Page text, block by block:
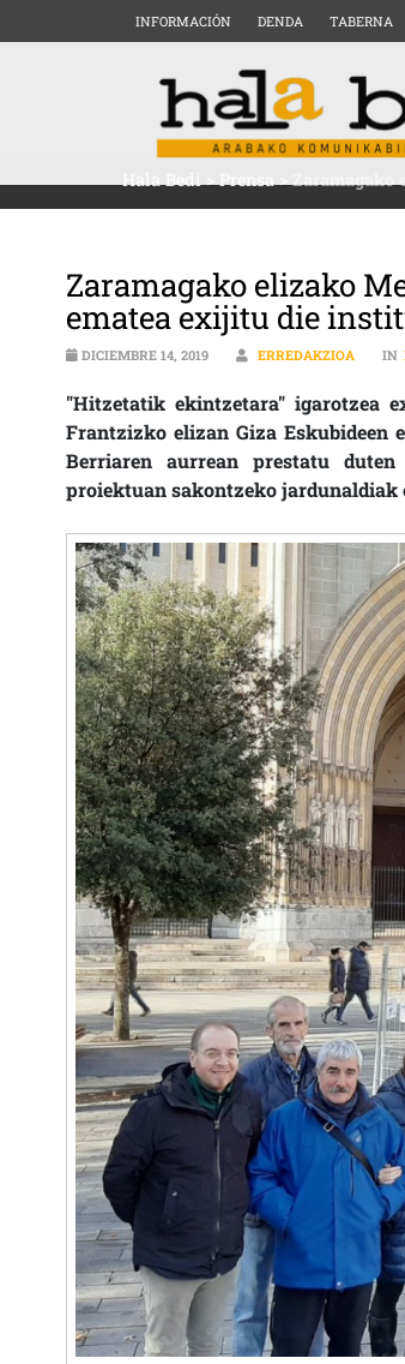
INFORMACIÓN DENDA TABERNA
Hala Bedi>Prensa>Zaramagako
Zaramagako elizako
ematea exijitu die
DICIEMBRE 14, 2019 ERREDAKZIOA IN
"Hitzetatik ekintzetara" igarotzea
Frantzizko elizan Giza Eskubideen
Berriaren aurrean prestatu
proiektuan sakontzeko jardunaldiak